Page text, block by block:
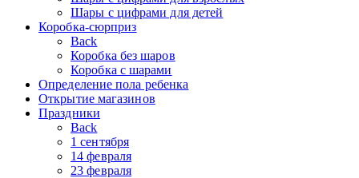
Шары с цифрами для детей
Коробка-сюрприз
Back
Коробка без шаров
Коробка с шарами
Определение пола ребенка
Открытие магазинов
Праздники
Back
1 сентября
14 февраля
23 февраля